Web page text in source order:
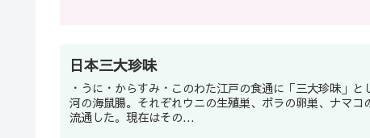
日本三大珍味
・うに・からすみ・このわた江戸の食通に「三大珍味」
河の海鼠腸。それぞれウニの生殖巣、ボラの卵巣、ナマ
流通した。現在はその...